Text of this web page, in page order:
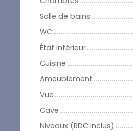
Salle de bains
WC
État intérieur
Cuisine
Ameublement
Vue
Cave
Niveaux (RDC inclus)